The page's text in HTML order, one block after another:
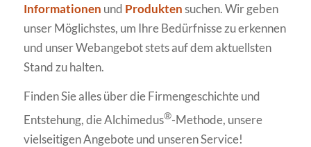
Informationen und Produktensuchen. Wir geben
unser Möglichstes, um Ihre Bedürfnisse zu erkennen
und unser Webangebot stets auf dem aktuellsten
Stand zu halten.
Finden Sie alles über die Firmengeschichte und
Entstehung, die Alchimedus®-Methode, unsere
vielseitigen Angebote und unseren Service!